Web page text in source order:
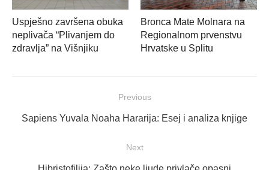
Uspješno završena obuka
neplivača “Plivanjem do
zdravlja” na Višnjiku
Bronca Mate Molnara na
Regionalnom prvenstvu
Hrvatske u Splitu
objava
Previous
Previous
Sapiens Yuvala Noaha Hararija: Esej i analiza knjige
Next